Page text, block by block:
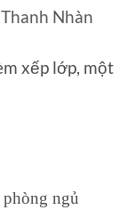
Nhàn
xếp lớp, một